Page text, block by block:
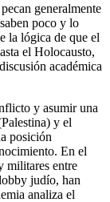
generalmente
poco y lo
la lógica de que el
el Holocausto,
académica
y asumir una
y el
posición
En el
militares entre
judío, han
analiza el